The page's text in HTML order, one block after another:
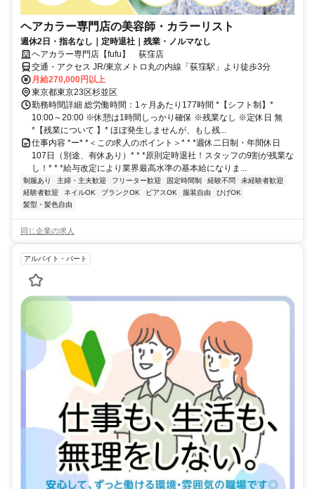
ヘアカラー専門店の美容師・カラーリスト
週休2日・指名なし｜定時退社｜残業・ノルマなし
ヘアカラー専門店【fufu】 荻窪店
交通・アクセス JR/東京メトロ丸の内線「荻窪駅」より徒歩3分
月給270,000円以上
東京都東京23区杉並区
勤務時間詳細 総労働時間：1ヶ月あたり177時間 *【シフト制】*
10:00～20:00 ※休憩は1時間しっかり確保 ※残業なし ※定休日 無
*【残業について 】* ほぼ発生しませんが、もし残...
仕事内容 *ー* *＜この求人のポイント＞* * *週休二日制・年間休日
107日（別途、有休あり）* * *原則定時退社！スタッフの9割が残業な
し！* * *給与改定により業界最高水準の基本給になりま...
制服あり 主婦・主夫歓迎 フリーター歓迎 固定時間制 経験不問
未経験者歓迎
経験者歓迎
ネイルOK ブランクOK ピアスOK 服装自由
ひげOK
髪型・髪色自由
同じ企業の求人
アルバイト・パート